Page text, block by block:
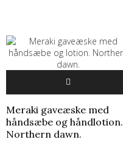
Meraki gaveæske med
håndsæbe og håndlotion.
Northern dawn.